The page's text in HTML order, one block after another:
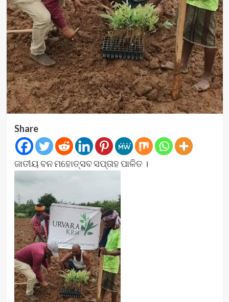
Share
ଜାତୀୟ ବନ ମହୋତ୍ସବ ସପ୍ତାହ ପାଳିତ ।